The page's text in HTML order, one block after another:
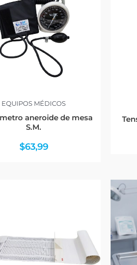
EQUIPOS MÉDICOS
aneroide de mesa
S.M.
$63,99